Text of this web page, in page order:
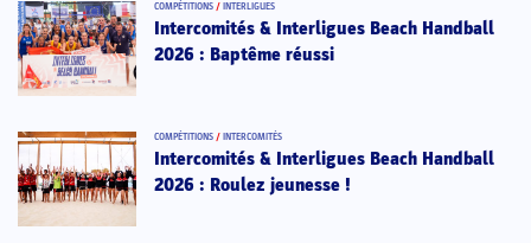
COMPÉTITIONS / INTERLIGUES
Intercomités & Interligues Beach Handball
2026 : Baptême réussi
COMPÉTITIONS / INTERCOMITÉS
Intercomités & Interligues Beach Handball
2026 : Roulez jeunesse !